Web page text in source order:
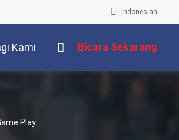
Indonesian
Kami Bicara Sekarang
Play